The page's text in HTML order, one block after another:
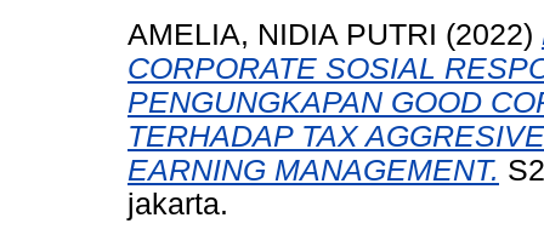
AMELIA, NIDIA PUTRI (2022)
CORPORATE SOSIAL
PENGUNGKAPAN GOOD
TERHADAP TAX
EARNING MANAGEMENT.
jakarta.